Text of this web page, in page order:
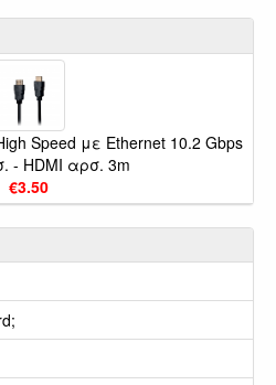
Speed με Ethernet 10.2 Gbps
- HDMI αρσ. 3m
€3.50